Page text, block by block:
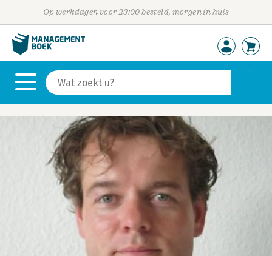
Op werkdagen voor 23:00 besteld, morgen in huis